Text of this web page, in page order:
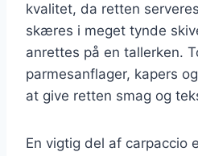
kvalitet, da retten
skæres i meget tynde
anrettes på en tallerken.
parmesanflager, kapers
at give retten smag og
En vigtig del af carpaccio